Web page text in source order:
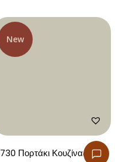
New
730 Πορτάκι Κουζίνας PET